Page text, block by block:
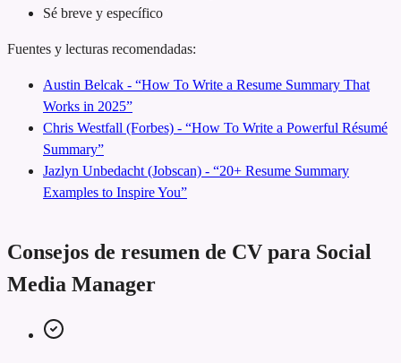
Sé breve y específico
Fuentes y lecturas recomendadas:
Austin Belcak - “How To Write a Resume Summary That
Works in 2025”
Chris Westfall (Forbes) - “How To Write a Powerful Résumé
Summary”
Jazlyn Unbedacht (Jobscan) - “20+ Resume Summary
Examples to Inspire You”
Consejos de resumen de CV para Social
Media Manager